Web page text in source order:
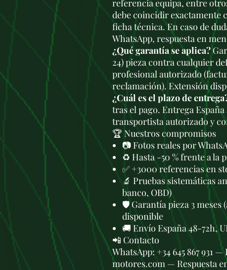
referencia equipa, entre
debe coincidir exactamente
ficha técnica. En caso de
WhatsApp, respuesta en
¿Qué garantía se aplica?
24) pieza contra cualquier
profesional autorizado
reclamación). Extensión
¿Cuál es el plazo de
tras el pago. Entrega
transportista autorizado y
🏆 Nuestros compromisos
📷 Fotos reales por
♻️ Hasta -50 % frente a la
✅ +3000 referencias en
🔬 Pruebas sistemáticas
banco, OBD)
🛡️ Garantía pieza 3 meses
disponible
🚚 Envío España 48-72h,
📲 Contacto
WhatsApp: +34 645 867 931
motores.com — Respuesta